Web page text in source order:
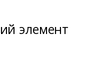
элемент